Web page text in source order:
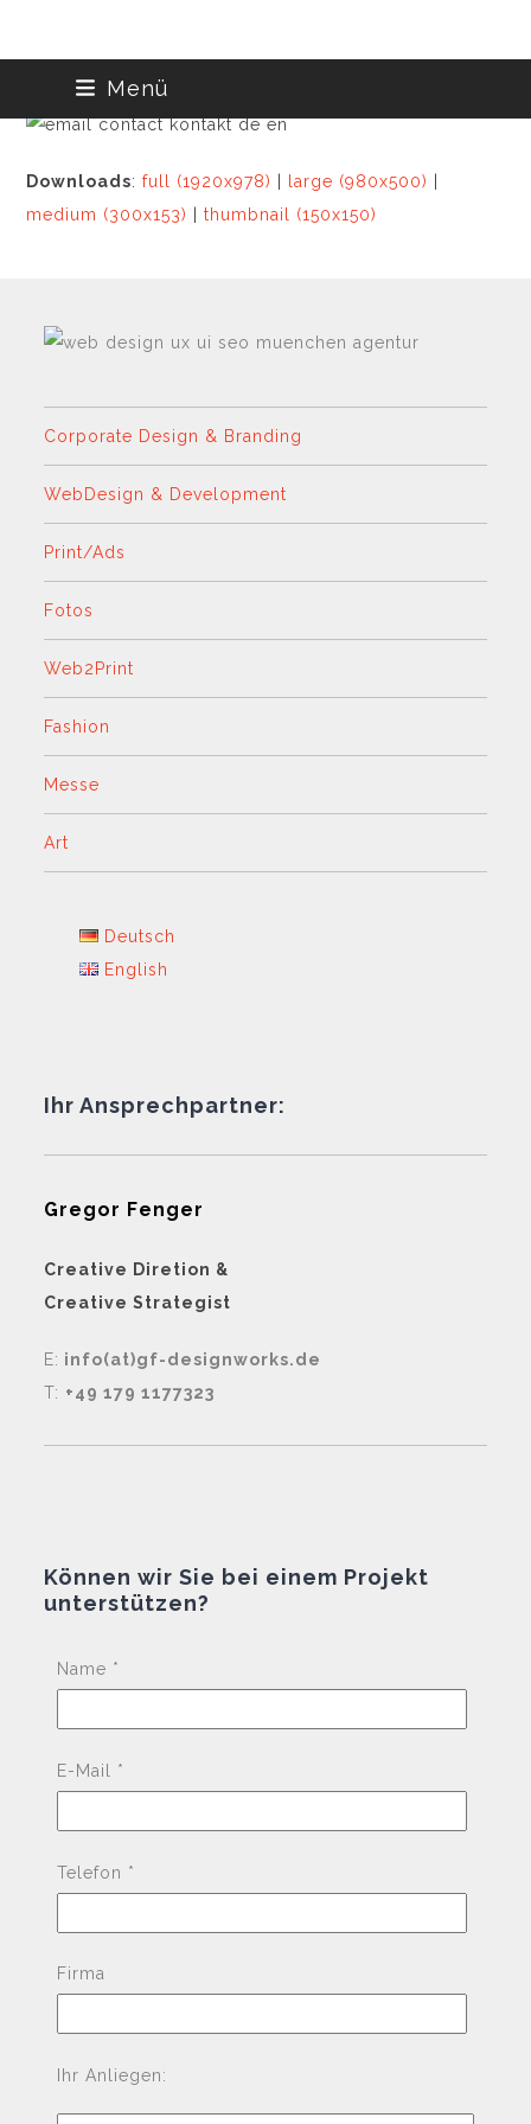
Menü
Downloads:full (1920x978) large (980x500)
medium (300x153)
|thumbnail (150x150)
Corporate Design & Branding
WebDesign & Development
Print/Ads
Fotos
Web2Print
Fashion
Messe
Art
Deutsch
English
Ihr Ansprechpartner:
Gregor Fenger
Creative Diretion &
Creative Strategist
E: info(at)gf-designworks.de
T: +49 179 1177323
Können wir Sie bei einem Projekt
unterstützen?
Name *
E-Mail *
Telefon *
Firma
Ihr Anliegen: